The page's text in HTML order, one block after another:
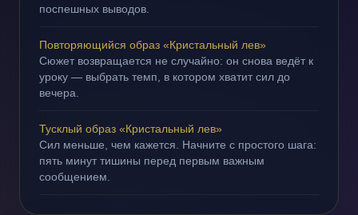
поспешных выводов.
Повторяющийся образ «Кристальный лев»
Сюжет возвращается не случайно: он снова ведёт к
уроку — выбрать темп, в котором хватит сил до
вечера.
Тусклый образ «Кристальный лев»
Сил меньше, чем кажется. Начните с простого шага:
пять минут тишины перед первым важным
сообщением.